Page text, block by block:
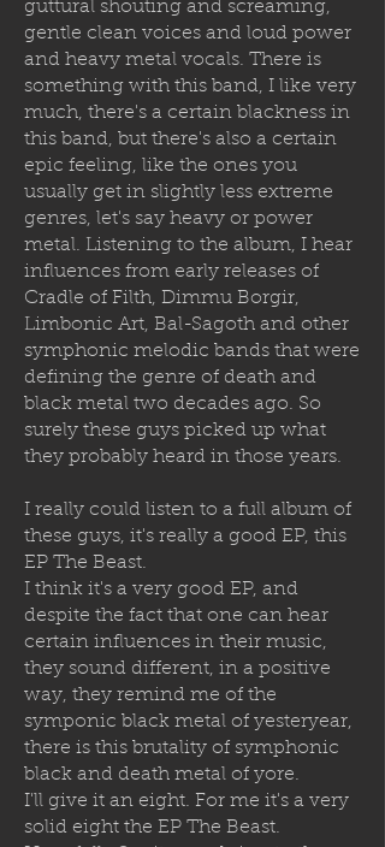
guttural shouting and screaming,
gentle clean voices and loud power
and heavy metal vocals. There is
something with this band, I like very
much, there's a certain blackness in
this band, but there's also a certain
epic feeling, like the ones you
usually get in slightly less extreme
genres, let's say heavy or power
metal. Listening to the album, I hear
influences from early releases of
Cradle of Filth, Dimmu Borgir,
Limbonic Art, Bal-Sagoth and other
symphonic melodic bands that were
defining the genre of death and
black metal two decades ago. So
surely these guys picked up what
they probably heard in those years.
I really could listen to a full album of
these guys, it's really a good EP, this
EP The Beast.
I think it's a very good EP, and
despite the fact that one can hear
certain influences in their music,
they sound different, in a positive
way, they remind me of the
symponic black metal of yesteryear,
there is this brutality of symphonic
black and death metal of yore.
I'll give it an eight. For me it's a very
solid eight the EP The Beast.